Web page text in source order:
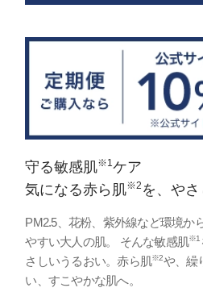
守る敏感肌※1 ケア
気になる赤ら肌※2 を、や
PM2.5、花粉、紫外線など環境か
やすい大人の肌。 そんな敏感肌※1
さしいうるおい。赤ら肌※2や、繰
い、すこやかな肌へ。